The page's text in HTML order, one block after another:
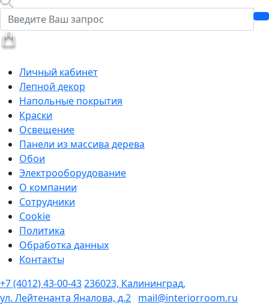
Личный кабинет
Лепной декор
Напольные покрытия
Краски
Освещение
Панели из массива дерева
Обои
Электрооборудование
О компании
Сотрудники
Cookie
Политика
Обработка данных
Контакты
+7 (4012) 43-00-43236023, Калининград,
ул. Лейтенанта Яналова, д.2 mail@interiorroom.ru